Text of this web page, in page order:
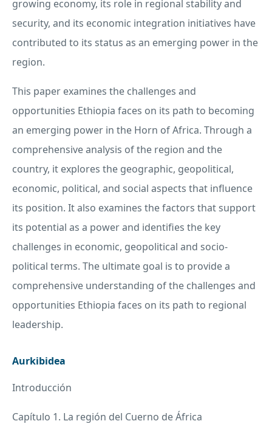
growing economy, its role in regional stability and
security, and its economic integration initiatives have
contributed to its status as an emerging power in the
region.
This paper examines the challenges and
opportunities Ethiopia faces on its path to becoming
an emerging power in the Horn of Africa. Through a
comprehensive analysis of the region and the
country, it explores the geographic, geopolitical,
economic, political, and social aspects that influence
its position. It also examines the factors that support
its potential as a power and identifies the key
challenges in economic, geopolitical and socio-
political terms. The ultimate goal is to provide a
comprehensive understanding of the challenges and
opportunities Ethiopia faces on its path to regional
leadership.
Aurkibidea
Introducción
Capítulo 1. La región del Cuerno de África